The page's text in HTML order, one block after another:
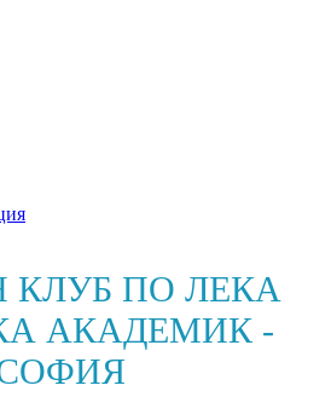
КЛУБ ПО ЛЕКА
АКАДЕМИК -